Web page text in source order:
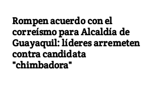
Rompen acuerdo con el
correísmo para Alcaldía de
Guayaquil: líderes arremeten
contra candidata
"chimbadora"